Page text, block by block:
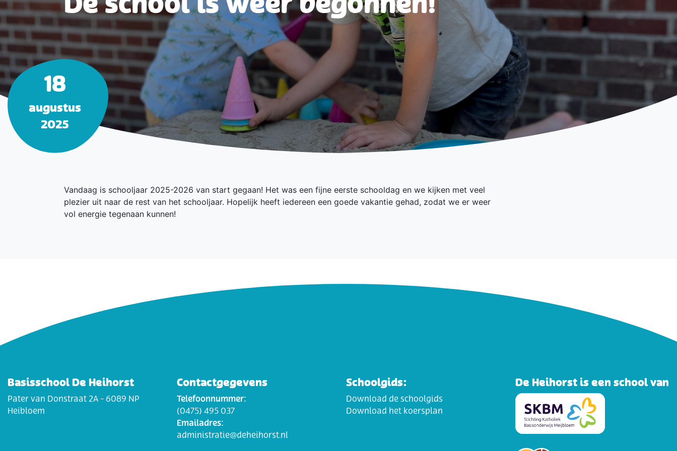
18
augustus
2025
Vandaag is schooljaar 2025-2026 van start gegaan! Het was een fijne eerste schooldag en we kijken met veel
plezier uit naar de rest van het schooljaar. Hopelijk heeft iedereen een goede vakantie gehad, zodat we er weer
vol energie tegenaan kunnen!
Basisschool De Heihorst
Pater van Donstraat 2A - 6089 NP
Heibloem
Contactgegevens
Telefoonnummer:
(0475) 495 037
Emailadres:
administratie@deheihorst.nl
Schoolgids:
Download de schoolgids
Download het koersplan
De Heihorst is een school van